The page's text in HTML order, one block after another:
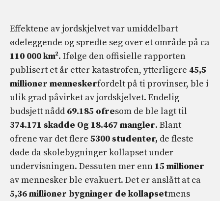
Effektene av jordskjelvet var umiddelbart
ødeleggende og spredte seg over et område på ca
110 000 km². Ifølge den offisielle rapporten
publisert et år etter katastrofen, ytterligere 45,5
millioner menneskerfordelt på ti provinser, ble i
ulik grad påvirket av jordskjelvet. Endelig
budsjett nådd 69.185 ofresom de ble lagt til
374.171 skadde Og 18.467 mangler. Blant
ofrene var det flere 5300 studenter, de fleste
døde da skolebygninger kollapset under
undervisningen. Dessuten mer enn 15 millioner
av mennesker ble evakuert. Det er anslått at ca
5,36 millioner bygninger de kollapsetmens